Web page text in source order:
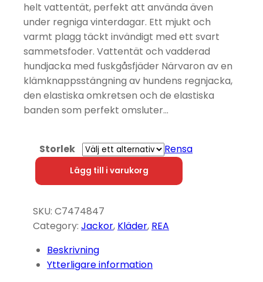
helt vattentät, perfekt att använda även
under regniga vinterdagar. Ett mjukt och
varmt plagg täckt invändigt med ett svart
sammetsfoder. Vattentät och vadderad
hundjacka med fuskgåsfjäder Närvaron av en
klämknappsstängning av hundens regnjacka,
den elastiska omkretsen och de elastiska
banden som perfekt omsluter…
Storlek
Rensa
Hundjacka Pearly Dream mängd
Lägg till i varukorg
SKU: C7474847
Category: Jackor, Kläder, REA
Beskrivning
Ytterligare information